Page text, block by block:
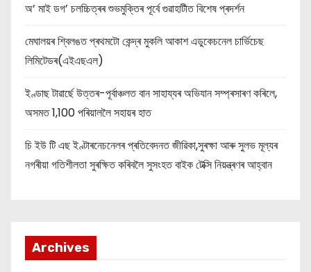
অ’ মাই ডগ’ চলচ্চিত্ৰৰ শুভমুক্তিৰ পূৰ্বে গুৱাহাটীত বিশেষ প্ৰদৰ্শন
মেঘালয়ৰ শ্বিলঙত প্ৰথমটো কেন্দ্ৰ মুকলি আকাশ এডুকেচনেল চাৰ্ভিচেছ
লিমিটেডৰ(এইএছএল)
ইণ্ডাছ টাৱাৰ্ছে উত্তৰ-পূৰ্বাঞ্চলত বান সাহায্যৰ অভিযান সম্প্ৰসাৰণ কৰিলে,
অসমত 1,100 পৰিয়াললৈ সহায়ৰ হাত
চি ইউ টি এছ ইণ্টাৰনেচনেলৰ প্ৰতিবেদনত জীৱিকা,সুৰক্ষা আৰু সুলভ মূল্যৰ
নগৰীয়া গতিশীলতা সুৰক্ষিত কৰিবলৈ সুসংহত বাইক টেক্সি নিয়ন্ত্ৰণৰ আহ্বান
Archives